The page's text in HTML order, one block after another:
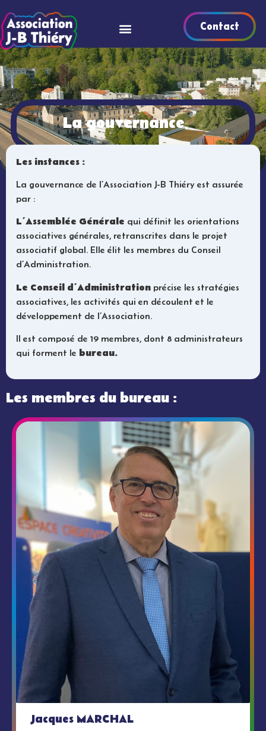
Contact
La gouvernance
Les instances :
La gouvernance de l’Association J-B Thiéry est assurée
par :
L’Assemblée Générale qui définit les orientations
associatives générales, retranscrites dans le projet
associatif global. Elle élit les membres du Conseil
d’Administration.
Le Conseil d’Administration précise les stratégies
associatives, les activités qui en découlent et le
développement de l’Association.
Il est composé de 19 membres, dont 8 administrateurs
qui forment le bureau.
Les membres du bureau :
Jacques MARCHAL